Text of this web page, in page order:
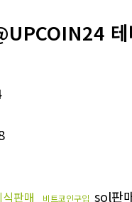
판매 비트코인구입 sol판